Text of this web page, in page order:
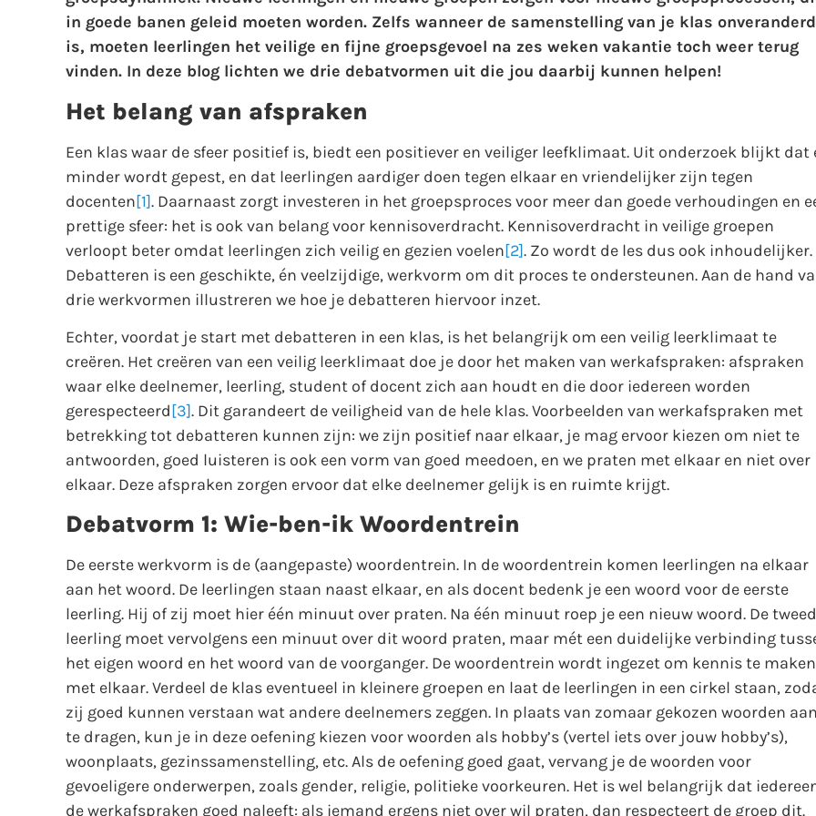
in goede banen geleid moeten worden. Zelfs wanneer de samenstelling van je klas onveranderd
is, moeten leerlingen het veilige en fijne groepsgevoel na zes weken vakantie toch weer terug
vinden. In deze blog lichten we drie debatvormen uit die jou daarbij kunnen helpen!
Het belang van afspraken
Een klas waar de sfeer positief is, biedt een positiever en veiliger leefklimaat. Uit onderzoek blijkt dat
minder wordt gepest, en dat leerlingen aardiger doen tegen elkaar en vriendelijker zijn tegen
docenten[1]. Daarnaast zorgt investeren in het groepsproces voor meer dan goede verhoudingen en
prettige sfeer: het is ook van belang voor kennisoverdracht. Kennisoverdracht in veilige groepen
verloopt beter omdat leerlingen zich veilig en gezien voelen[2]. Zo wordt de les dus ook inhoudelijker.
Debatteren is een geschikte, én veelzijdige, werkvorm om dit proces te ondersteunen. Aan de hand
drie werkvormen illustreren we hoe je debatteren hiervoor inzet.
Echter, voordat je start met debatteren in een klas, is het belangrijk om een veilig leerklimaat te
creëren. Het creëren van een veilig leerklimaat doe je door het maken van werkafspraken: afspraken
waar elke deelnemer, leerling, student of docent zich aan houdt en die door iedereen worden
gerespecteerd[3]. Dit garandeert de veiligheid van de hele klas. Voorbeelden van werkafspraken met
betrekking tot debatteren kunnen zijn: we zijn positief naar elkaar, je mag ervoor kiezen om niet te
antwoorden, goed luisteren is ook een vorm van goed meedoen, en we praten met elkaar en niet over
elkaar. Deze afspraken zorgen ervoor dat elke deelnemer gelijk is en ruimte krijgt.
Debatvorm 1: Wie-ben-ik Woordentrein
De eerste werkvorm is de (aangepaste) woordentrein. In de woordentrein komen leerlingen na elkaar
aan het woord. De leerlingen staan naast elkaar, en als docent bedenk je een woord voor de eerste
leerling. Hij of zij moet hier één minuut over praten. Na één minuut roep je een nieuw woord. De
leerling moet vervolgens een minuut over dit woord praten, maar mét een duidelijke verbinding
het eigen woord en het woord van de voorganger. De woordentrein wordt ingezet om kennis te maken
met elkaar. Verdeel de klas eventueel in kleinere groepen en laat de leerlingen in een cirkel staan,
zij goed kunnen verstaan wat andere deelnemers zeggen. In plaats van zomaar gekozen woorden aan
te dragen, kun je in deze oefening kiezen voor woorden als hobby’s (vertel iets over jouw hobby’s),
woonplaats, gezinssamenstelling, etc. Als de oefening goed gaat, vervang je de woorden voor
gevoeligere onderwerpen, zoals gender, religie, politieke voorkeuren. Het is wel belangrijk dat
de werkafspraken goed naleeft: als iemand ergens niet over wil praten, dan respecteert de groep dit.